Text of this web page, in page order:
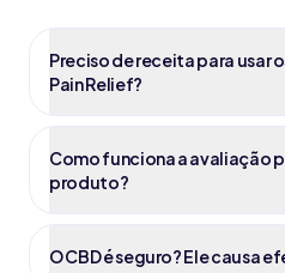
Preciso de receita para usar
Pain Relief?
Como funciona a avaliação
produto?
O CBD é seguro? Ele causa